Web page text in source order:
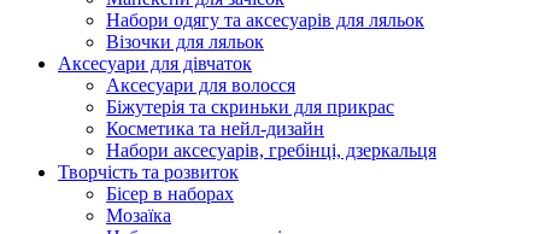
Набори одягу та аксесуарів для ляльок
Візочки для ляльок
Аксесуари для дівчаток
Аксесуари для волосся
Біжутерія та скриньки для прикрас
Косметика та нейл-дизайн
Набори аксесуарів, гребінці, дзеркальця
Творчість та розвиток
Бісер в наборах
Мозаїка